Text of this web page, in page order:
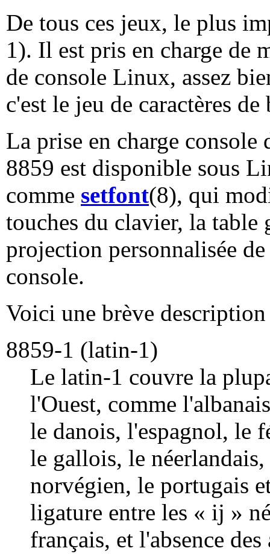
De tous ces jeux, le plus
1). Il est pris en charge de
de console Linux, assez
c'est le jeu de caractères
La prise en charge console
8859 est disponible sous
comme setfont(8), qui
touches du clavier, la
projection personnalisée
console.
Voici une brève
8859-1 (latin-1)
Le latin-1 couvre la
l'Ouest, comme
le danois, l'espagnol, le
le gallois, le
norvégien, le portugais
ligature entre les « ij »
français, et l'absence